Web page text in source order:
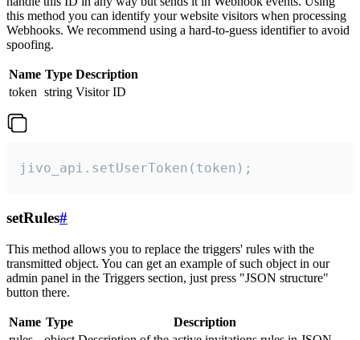
this method you can identify your website visitors when processing
Webhooks. We recommend using a hard-to-guess identifier to avoid
spoofing.
Name Type Description
token string Visitor ID
jivo_api.setUserToken(token);
setRules#
This method allows you to replace the triggers' rules with the
transmitted object. You can get an example of such object in our
admin panel in the Triggers section, just press "JSON structure"
button there.
Name Type
Description